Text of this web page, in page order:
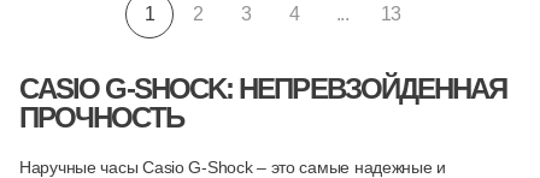
1 2 3 4 ... 13
CASIO G-SHOCK: НЕПРЕВЗОЙДЕННАЯ
ПРОЧНОСТЬ
Наручные часы Casio G-Shock – это самые надежные и